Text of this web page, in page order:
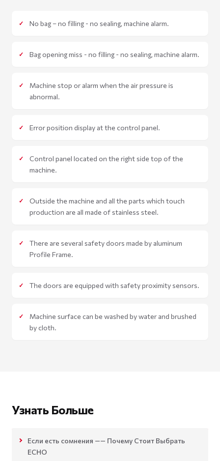
No bag – no filling - no sealing, machine alarm.
Bag opening miss - no filling - no sealing, machine alarm.
Machine stop or alarm when the air pressure is
abnormal.
Error position display at the control panel.
Control panel located on the right side top of the
machine.
Outside the machine and all the parts which touch
production are all made of stainless steel.
There are several safety doors made by aluminum
Profile Frame.
The doors are equipped with safety proximity sensors.
Machine surface can be washed by water and brushed
by cloth.
Узнать Больше
Если есть сомнения —— Почему Стоит Выбрать
ECHO